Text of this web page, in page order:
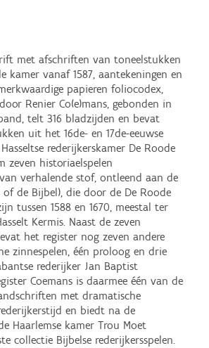
met afschriften van toneelstukken
kamer vanaf 1587, aantekeningen en
papieren foliocodex,
Renier Co(e)mans, gebonden in
telt 316 bladzijden en bevat
uit het 16de- en 17de-eeuwse
rederijkerskamer De Roode
zeven historiaelspelen
verhalende stof, ontleend aan de
of de Bijbel), die door de De Roode
tussen 1588 en 1670, meestal ter
Kermis. Naast de zeven
het register nog zeven andere
zinnespelen, één proloog en drie
rederijker Jan Baptist
Coemans is daarmee één van de
met dramatische
en biedt na de
Haarlemse kamer Trou Moet
collectie Bijbelse rederijkersspelen.